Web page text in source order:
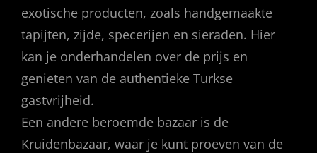
exotische producten, zoals handgemaakte
tapijten, zijde, specerijen en sieraden. Hier
kan je onderhandelen over de prijs en
genieten van de authentieke Turkse
gastvrijheid.
Een andere beroemde bazaar is de
Kruidenbazaar, waar je kunt proeven van de